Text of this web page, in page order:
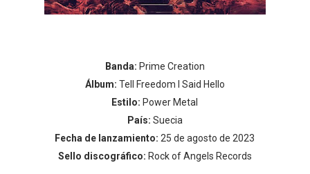
Banda: Prime Creation
Álbum: Tell Freedom I Said Hello
Estilo: Power Metal
País: Suecia
Fecha de lanzamiento: 25 de agosto de 2023
Sello discográfico: Rock of Angels Records